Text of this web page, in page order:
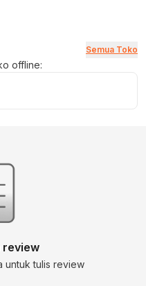
Semua Toko
offline:
review
untuk tulis review